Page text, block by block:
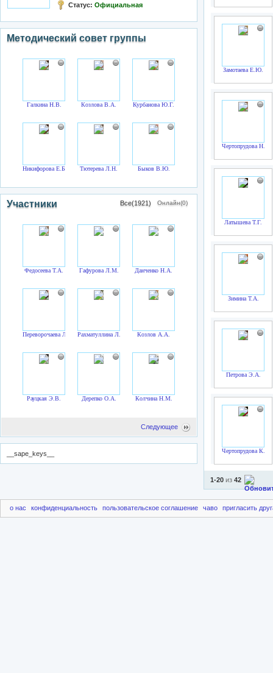
Статус: Официальная
Методический совет группы
Галкина Н.В. Козлова В.А. Курбанова Ю.Г.
Никифорова Е.Б. Тютерева Л.Н. Быков В.Ю.
Участники Все(1921) Онлайн(0)
Федосеева Т.А. Гафурова Л.М. Данченко Н.А.
Переворочаева Л.Н. Рахматуллина Л.В. Козлов А.А.
Рауцкая Э.В. Дерепко О.А. Колчина Н.М.
Следующее
__sape_keys__
Замотаева Е.Ю.
Чертопрудова Н.В.
Латышева Т.Г.
Зимина Т.А.
Петрова Э.А.
Чертопрудова К.А.
1-20 из 42
о нас конфиденциальность пользовательское соглашение чаво пригласить